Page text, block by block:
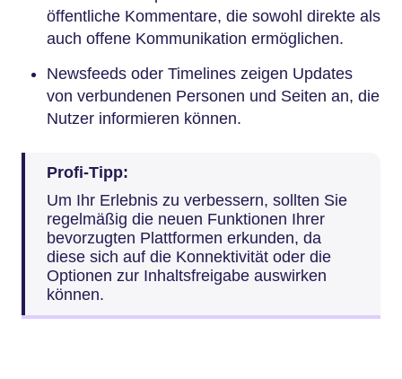
öffentliche Kommentare, die sowohl direkte als
auch offene Kommunikation ermöglichen.
Newsfeeds oder Timelines zeigen Updates
von verbundenen Personen und Seiten an, die
Nutzer informieren können.
Profi-Tipp:
Um Ihr Erlebnis zu verbessern, sollten Sie
regelmäßig die neuen Funktionen Ihrer
bevorzugten Plattformen erkunden, da
diese sich auf die Konnektivität oder die
Optionen zur Inhaltsfreigabe auswirken
können.